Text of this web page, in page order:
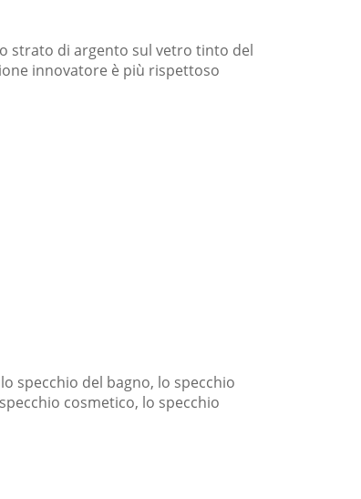
strato di argento sul vetro tinto del
innovatore è più rispettoso
specchio del bagno, lo specchio
cosmetico, lo specchio